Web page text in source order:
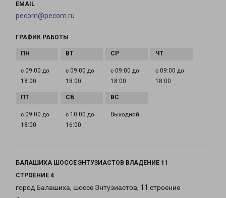
EMAIL
pecom@pecom.ru
ГРАФИК РАБОТЫ
с 09:00 до
18:00
с 09:00 до
18:00
с 09:00 до
18:00
с 09:00 до
18:00
с 09:00 до
18:00
с 10:00 до
16:00
Выходной
БАЛАШИХА ШОССЕ ЭНТУЗИАСТОВ ВЛАДЕНИЕ 11
СТРОЕНИЕ 4
город Балашиха, шоссе Энтузиастов, 11 строение